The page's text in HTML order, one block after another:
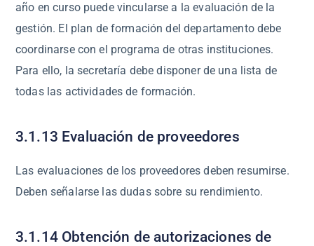
año en curso puede vincularse a la evaluación de la
gestión. El plan de formación del departamento debe
coordinarse con el programa de otras instituciones.
Para ello, la secretaría debe disponer de una lista de
todas las actividades de formación.
3.1.13 Evaluación de proveedores
Las evaluaciones de los proveedores deben resumirse.
Deben señalarse las dudas sobre su rendimiento.
3.1.14 Obtención de autorizaciones de